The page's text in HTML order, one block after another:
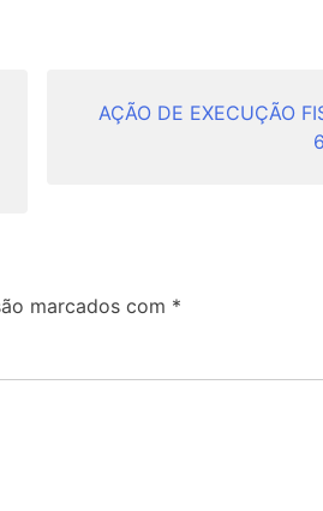
AÇÃO DE EXECUÇÃO
marcados com *